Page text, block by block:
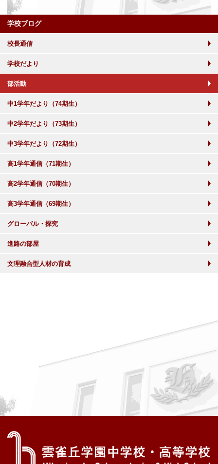
学校ブログ
校長通信
学校だより
部活動
中1学年だより（74期生）
中2学年だより（73期生）
中3学年だより（72期生）
高1学年通信（71期生）
高2学年通信（70期生）
高3学年通信（69期生）
グローバル・探究
進路の部屋
文理融合型人材の育成